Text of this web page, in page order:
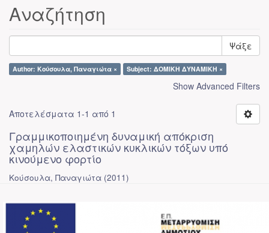
Αναζήτηση
Ψάξε
Author: Κούσουλα, Παναγιώτα × Subject: ΔΟΜΙΚΗ ΔΥΝΑΜΙΚΗ ×
Show Advanced Filters
Αποτελέσματα 1-1 από 1
Γραμμικοποιημένη δυναμική απόκριση
χαμηλών ελαστικών κυκλικών τόξων υπό
κινούμενο φορτίο
Κούσουλα, Παναγιώτα (2011)